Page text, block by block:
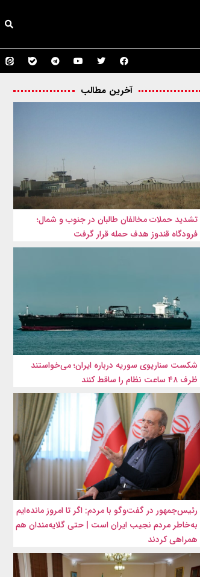
آخرین مطالب
تشدید حملات مخالفان طالبان در جنوب و شمال؛
فرودگاه قندوز هدف حمله قرار گرفت
شکست سناریوی سوریه درباره ایران؛ می‌خواستند
ظرف ۴۸ ساعت نظام را ساقط کنند
رئیس‌جمهور در گفت‌وگو با مردم: اگر تا امروز مانده‌ایم
به‌خاطر مردم نجیب ایران است | حتی گلایه‌مندان هم
همراهی کردند